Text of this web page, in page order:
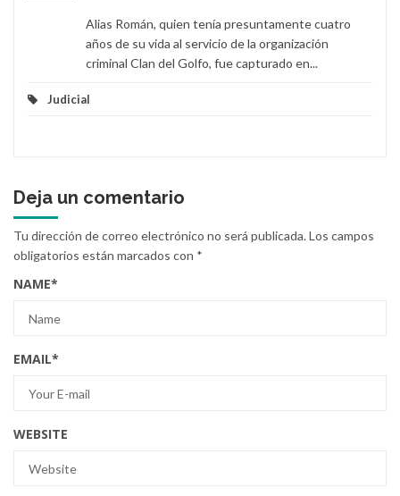
Alias Román, quien tenía presuntamente cuatro
años de su vida al servicio de la organización
criminal Clan del Golfo, fue capturado en...
Judicial
Deja un comentario
Tu dirección de correo electrónico no será publicada.Los campos
obligatorios están marcados con *
NAME*
EMAIL*
WEBSITE